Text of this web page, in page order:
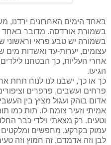
באחד הימים האחרונים ירדנו,
בשמורת אורדסה. מדובר באחד
בשמורה יש טבע פראי וראשוני
עצומים, יערות-עד ואשדות מים
אחרי העליות, כך הבטחנו
הגיעו.
כך או כך, ישבנו לנו לנוח תחת
פרחים ועשבים, פרפרים
אדום בוהק ועגול מציץ בין
אמיתי וזעיר צומח לו. תות כמו
וטעים. רק מצאתי וילדי כבר
עמוק בקרקע, מחפשים ומלקטים
לבן וזה אדמדם, זה חמוץ וזה